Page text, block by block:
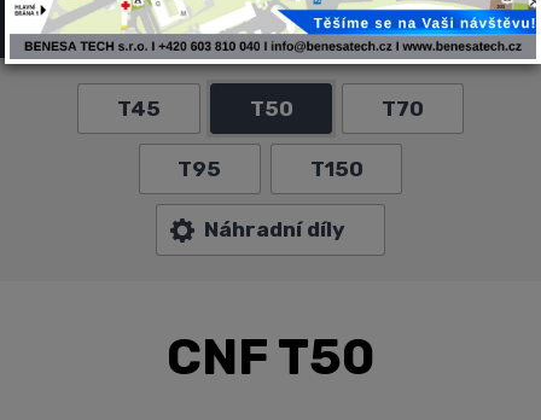
Profesionálne sklápače CNF
T45 T50 T70
T95 T150
Náhradní díly
CNF T50